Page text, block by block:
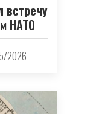
встречу
НАТО
2026